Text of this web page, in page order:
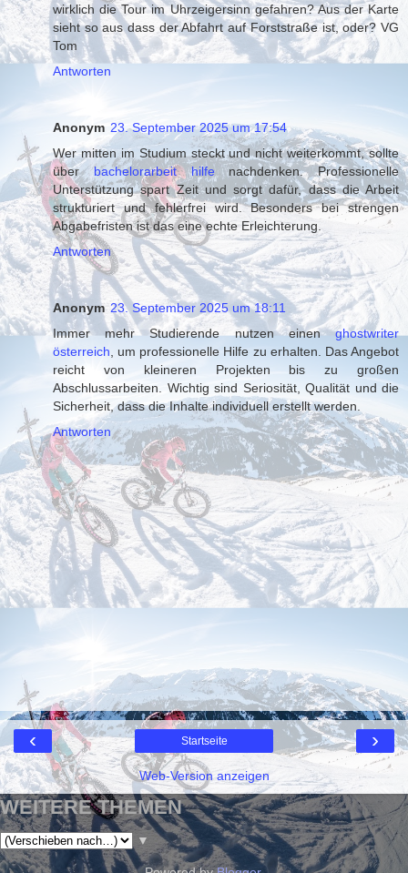
wirklich die Tour im Uhrzeigersinn gefahren? Aus der Karte
sieht so aus dass der Abfahrt auf Forststraße ist, oder? VG
Tom
Antworten
Anonym 23. September 2025 um 17:54
Wer mitten im Studium steckt und nicht weiterkommt, sollte
überbachelorarbeit hilfenachdenken. Professionelle
Unterstützung spart Zeit und sorgt dafür, dass die Arbeit
strukturiert und fehlerfrei wird. Besonders bei strengen
Abgabefristen ist das eine echte Erleichterung.
Antworten
Anonym 23. September 2025 um 18:11
Immer mehr Studierende nutzen einenghostwriter
österreich , um professionelle Hilfe zu erhalten. Das Angebot
reicht von kleineren Projekten bis zu großen
Abschlussarbeiten. Wichtig sind Seriosität, Qualität und die
Sicherheit, dass die Inhalte individuell erstellt werden.
Antworten
‹ ›
Startseite
Web-Version anzeigen
WEITERE THEMEN
▼